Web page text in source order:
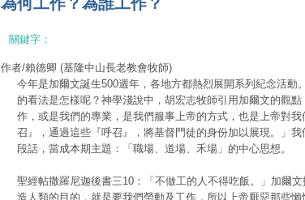
關鍵字：
作者/賴德卿 (基隆中山長老教會牧師)
今年是加爾文誕生500週年，各地方都熱烈展開系列紀念活動
的看法是怎樣呢？神學淺說中，胡宏志牧師引用加爾文的觀
作，或是我們的專業，是我們服事上帝的方式，也是上帝對我
召』，通過這些『呼召』，將基督門徒的身份加以展現。」我
段話，當成本期主題：「職場、道場、禾場」的中心思想。
聖經帖撒羅尼迦後書三10：「不做工的人不得吃飯。」加爾文
造人類的目的，就是要我們勞動及工作，所以上帝厭惡那些懶